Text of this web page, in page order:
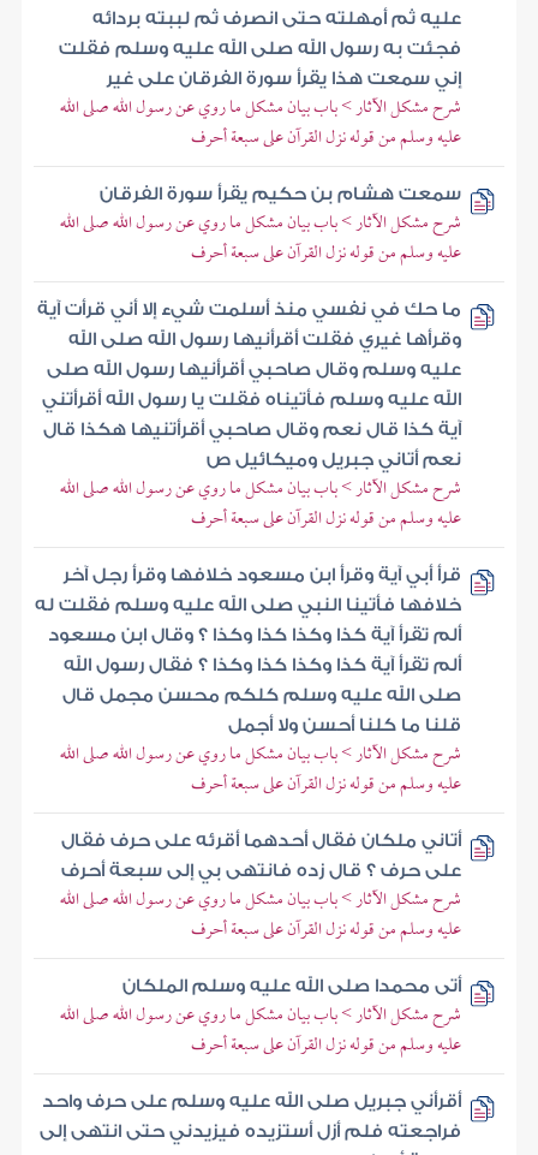
عليه ثم أمهلته حتى انصرف ثم لببته بردائه
فجئت به رسول الله صلى الله عليه وسلم فقلت
إني سمعت هذا يقرأ سورة الفرقان على غير
شرح مشكل الآثار > باب بيان مشكل ما روي عن رسول الله صلى الله
عليه وسلم من قوله نزل القرآن على سبعة أحرف
سمعت هشام بن حكيم يقرأ سورة الفرقان
شرح مشكل الآثار > باب بيان مشكل ما روي عن رسول الله صلى الله
عليه وسلم من قوله نزل القرآن على سبعة أحرف
ما حك في نفسي منذ أسلمت شيء إلا أني قرأت آية
وقرأها غيري فقلت أقرأنيها رسول الله صلى الله
عليه وسلم وقال صاحبي أقرأنيها رسول الله صلى
الله عليه وسلم فأتيناه فقلت يا رسول الله أقرأتني
آية كذا قال نعم وقال صاحبي أقرأتنيها هكذا قال
نعم أتاني جبريل وميكائيل ص
شرح مشكل الآثار > باب بيان مشكل ما روي عن رسول الله صلى الله
عليه وسلم من قوله نزل القرآن على سبعة أحرف
قرأ أبي آية وقرأ ابن مسعود خلافها وقرأ رجل آخر
خلافها فأتينا النبي صلى الله عليه وسلم فقلت له
ألم تقرأ آية كذا وكذا كذا وكذا ؟ وقال ابن مسعود
ألم تقرأ آية كذا وكذا كذا وكذا ؟ فقال رسول الله
صلى الله عليه وسلم كلكم محسن مجمل قال
قلنا ما كلنا أحسن ولا أجمل
شرح مشكل الآثار > باب بيان مشكل ما روي عن رسول الله صلى الله
عليه وسلم من قوله نزل القرآن على سبعة أحرف
أتاني ملكان فقال أحدهما أقرئه على حرف فقال
على حرف ؟ قال زده فانتهى بي إلى سبعة أحرف
شرح مشكل الآثار > باب بيان مشكل ما روي عن رسول الله صلى الله
عليه وسلم من قوله نزل القرآن على سبعة أحرف
أتى محمدا صلى الله عليه وسلم الملكان
شرح مشكل الآثار > باب بيان مشكل ما روي عن رسول الله صلى الله
عليه وسلم من قوله نزل القرآن على سبعة أحرف
أقرأني جبريل صلى الله عليه وسلم على حرف واحد
فراجعته فلم أزل أستزيده فيزيدني حتى انتهى إلى